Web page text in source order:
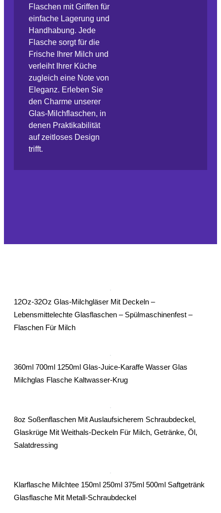
Flaschen mit Griffen für
einfache Lagerung und
Handhabung. Jede
Flasche sorgt für die
Frische Ihrer Milch und
verleiht Ihrer Küche
zugleich eine Note von
Eleganz. Erleben Sie
den Charme unserer
Glas-Milchflaschen, in
denen Praktikabilität
auf zeitloses Design
trifft.
12Oz-32Oz Glas-Milchgläser Mit Deckeln –
Lebensmittelechte Glasflaschen – Spülmaschinenfest –
Flaschen Für Milch
360ml 700ml 1250ml Glas-Juice-Karaffe Wasser Glas
Milchglas Flasche Kaltwasser-Krug
8oz Soßenflaschen Mit Auslaufsicherem Schraubdeckel,
Glaskrüge Mit Weithals-Deckeln Für Milch, Getränke, Öl,
Salatdressing
Klarflasche Milchtee 150ml 250ml 375ml 500ml Saftgetränk
Glasflasche Mit Metall-Schraubdeckel